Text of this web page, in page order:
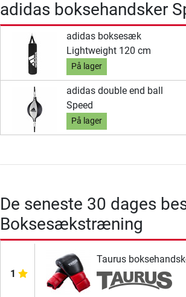
adidas boksehandsker
adidas boksesæk
Lightweight 120 cm
På lager
adidas double end ball
Speed
På lager
De seneste 30 dages
Boksesækstræning
1
Taurus